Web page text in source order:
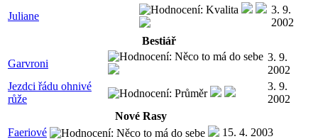
Juliane
3. 9.
2002
Bestiář
Garvroni
3. 9.
2002
Jezdci řádu ohnivé
růže
3. 9.
2002
Nové Rasy
Faeriové
15. 4. 2003